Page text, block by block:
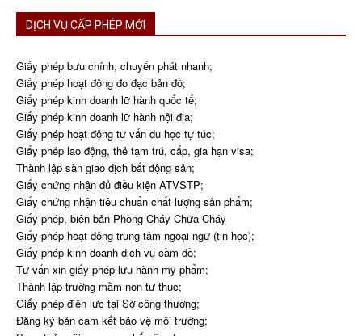
DỊCH VỤ CẤP PHÉP MỚI
Giấy phép bưu chính, chuyển phát nhanh;
Giấy phép hoạt động đo đạc bản đồ;
Giấy phép kinh doanh lữ hành quốc tế;
Giấy phép kinh doanh lữ hành nội địa;
Giấy phép hoạt động tư vấn du học tự túc;
Giấy phép lao động, thẻ tạm trú, cấp, gia hạn visa;
Thành lập sàn giao dịch bất động sản;
Giấy chứng nhận đủ điều kiện ATVSTP;
Giấy chứng nhận tiêu chuẩn chất lượng sản phẩm;
Giấy phép, biên bản Phòng Cháy Chữa Cháy
Giấy phép hoạt động trung tâm ngoại ngữ (tin học);
Giấy phép kinh doanh dịch vụ cầm đồ;
Tư vấn xin giấy phép lưu hành mỹ phẩm;
Thành lập trường mầm non tư thục;
Giấy phép điện lực tại Sở công thương;
Đăng ký bản cam kết bảo vệ môi trường;